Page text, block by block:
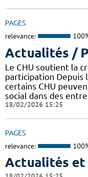
PAGES
relevance:
Actualités /
Le CHU soutient la
participation Depuis
certains CHU
social dans des
18/02/2026 15:25
PAGES
relevance:
Actualités et